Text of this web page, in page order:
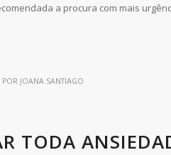
a procura com mais
POR JOANA SANTIAGO
TODA